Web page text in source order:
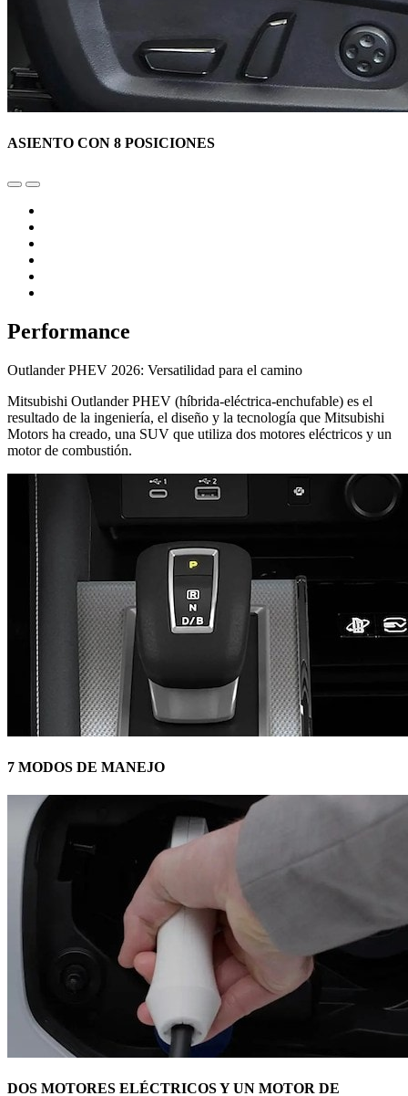
ASIENTO CON 8 POSICIONES
Performance
Outlander PHEV 2026: Versatilidad para el camino
Mitsubishi Outlander PHEV (híbrida-eléctrica-enchufable) es el
resultado de la ingeniería, el diseño y la tecnología que Mitsubishi
Motors ha creado, una SUV que utiliza dos motores eléctricos y un
motor de combustión.
7 MODOS DE MANEJO
DOS MOTORES ELÉCTRICOS Y UN MOTOR DE